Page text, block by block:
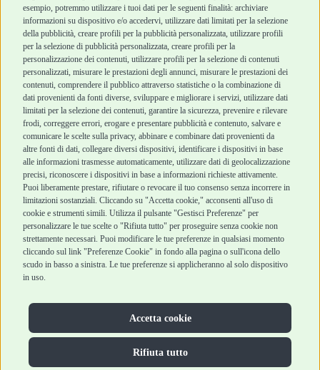
esempio, potremmo utilizzare i tuoi dati per le seguenti finalità: archiviare
informazioni su dispositivo e/o accedervi, utilizzare dati limitati per la selezione
della pubblicità, creare profili per la pubblicità personalizzata, utilizzare profili
per la selezione di pubblicità personalizzata, creare profili per la
personalizzazione dei contenuti, utilizzare profili per la selezione di contenuti
personalizzati, misurare le prestazioni degli annunci, misurare le prestazioni dei
contenuti, comprendere il pubblico attraverso statistiche o la combinazione di
dati provenienti da fonti diverse, sviluppare e migliorare i servizi, utilizzare dati
limitati per la selezione dei contenuti, garantire la sicurezza, prevenire e rilevare
frodi, correggere errori, erogare e presentare pubblicità e contenuto, salvare e
comunicare le scelte sulla privacy, abbinare e combinare dati provenienti da
altre fonti di dati, collegare diversi dispositivi, identificare i dispositivi in base
alle informazioni trasmesse automaticamente, utilizzare dati di geolocalizzazione
precisi, riconoscere i dispositivi in base a informazioni richieste attivamente.
Puoi liberamente prestare, rifiutare o revocare il tuo consenso senza incorrere in
limitazioni sostanziali. Cliccando su "Accetta cookie," acconsenti all'uso di
cookie e strumenti simili. Utilizza il pulsante "Gestisci Preferenze" per
personalizzare le tue scelte o "Rifiuta tutto" per proseguire senza cookie non
strettamente necessari. Puoi modificare le tue preferenze in qualsiasi momento
cliccando sul link "Preferenze Cookie" in fondo alla pagina o sull'icona dello
scudo in basso a sinistra. Le tue preferenze si applicheranno al solo dispositivo
in uso.
Accetta cookie
Rifiuta tutto
Robinson Pet Shop
Chi siamo
Punti vendita
Marchi
Blog
Assistenza Robinson
Pet Shop
Offerte
Promozioni
Recensioni Feedaty
Acquisti sicuri
Termini e condizioni
di vendita
Cashback
Metodi di
pagamento
Recesso e Reso
Spedizioni
Robinson Pet Shop S.r.l.
Via V. Giovanni Schiaparelli, 21 – 47122 Forlì (FC)
P.iva 04095130409 | REA: FO 329541
info@robinsonpetshop.it | Tel. 0543 096850
Copyright © 2025 Robinsonpetshop.it s.r.l. – Tutti i diritti
Privacy Policy|Cookie Policy